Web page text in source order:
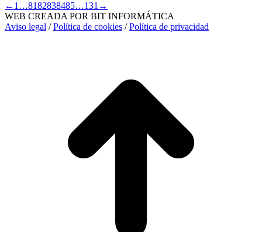
← 1 …8182838485…131 →
WEB CREADA POR BIT INFORMÁTICA
Aviso legal /Política de cookies /Política de privacidad